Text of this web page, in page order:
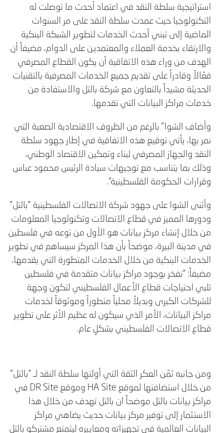
استراتيجية سلطة النقد في اعتماد أحدث ما توصلت له
التكنولوجيا حيث عمدت سلطة النقد على مر السنوات
الماضية إلى تبني أحدث الخدمات لتطوير الشبكة البنكية
والارتقاء بخدمة العملاء والمعتمدين على الدوام، مضيفاً أن
الهدف من وراء هذه الاتفاقية أن يكون القطاع المصرفي
فعّالاً وقادراً على تقديم جميع الخدمات المصرفية بالتقنيات
الحديثة مشيداً بالتعاون مع شركة بالتل والاستفادة من
خدمات مراكز البيانات التي تقدمها.
وأضاف الشوا" بالرغم من الظروف الاقتصادية الصعبة التي
نمر بها، يأتي توقيع هذه الاتفاقية في إطار جهود سلطة
النقد والجهاز المصرفي لبناء وتمكين الاقتصاد الوطني،
وذلك بما يتناسب مع توجيهات سيادة الرئيس محمود عباس
وقرارات الحكومة الفلسطينية".
وأثنى الشوا على جهود شركة الاتصالات الفلسطينية "بالتل"
ودورها المميز في قطاع الاتصالات وتكنولوجيا المعلومات
من خلال إنشاء مركز بيانات هو الأول من نوعه في فلسطين
في مدينة البيرة، موضحاً بأن هذا المركز سيساهم في تطوير
الخدمات البنكية من خلال الخدمات المتطورة التي يقدمها،
مضيفاً: "نفخر بوجود مراكز بيانات متقدمة في فلسطين
تلبي احتياجات قطاع الأعمال الفلسطيني لتكون وجهة
للشركات الكبرى وبديلاً محلياً متطوراً وموثوقاً لخدمات
مراكز البيانات، الأمر الذي سيكون له عظيم الأثر على تطوير
قطاع الاتصالات الفلسطيني بشكلٍ عام.
ومن جانبه ثمّن العكر الثقة التي أولتها سلطة النقد لـ "بالتل"
من خلال استضافتها لموقع HA Site وموقع DR Site في
مراكز بيانات بالتل موضحاً ان بالتل تهدف من خلال هذا
الاستثمار إلى توفير مركز بيانات حديث يضاهي مراكز
البيانات العالمية في تجهيزاته ومعاييره ليتمتع مشتركو بالتل